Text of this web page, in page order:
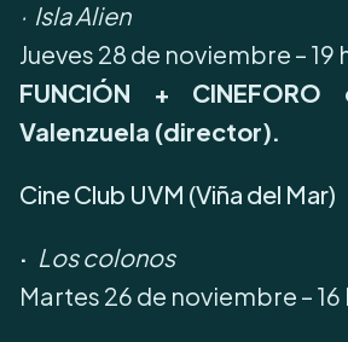
· Isla Alien
Jueves 28 de noviembre – 19
FUNCIÓN +
Valenzuela (director).
Cine Club UVM (Viña del Mar)
· Los colonos
Martes 26 de noviembre – 16